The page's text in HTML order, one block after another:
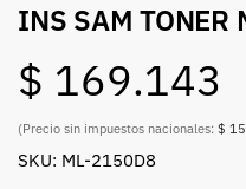
INS SAM TONER
$ 169.143
(Precio sin impuestos nacionales: $
SKU: ML-2150D8